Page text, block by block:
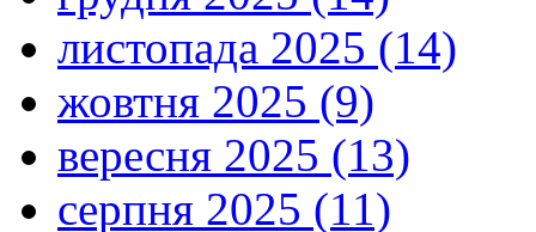
листопада 2025 (14)
жовтня 2025 (9)
вересня 2025 (13)
серпня 2025 (11)